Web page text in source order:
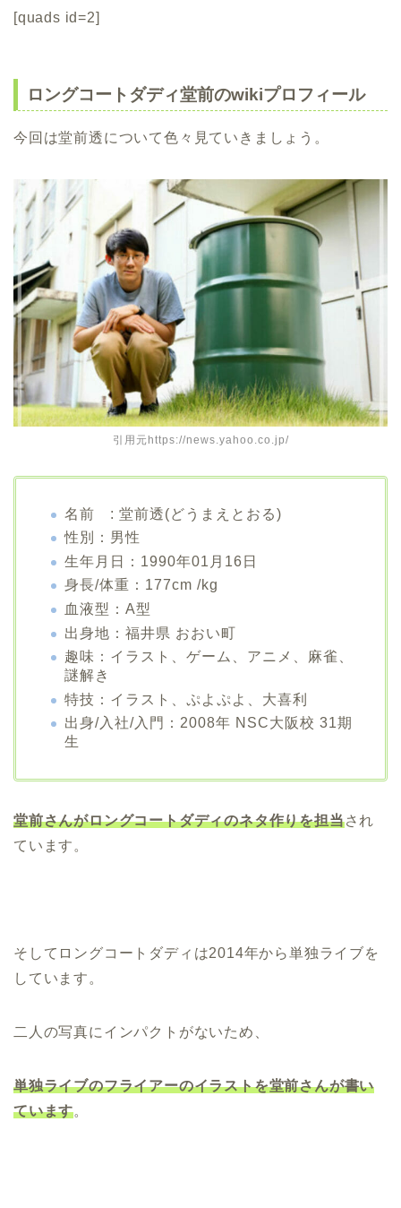
[quads id=2]
ロングコートダディ堂前のwikiプロフィール
今回は堂前透について色々見ていきましょう。
引用元https://news.yahoo.co.jp/
名前 : 堂前透(どうまえとおる)
性別：男性
生年月日：1990年01月16日
身長/体重：177cm /kg
血液型：A型
出身地：福井県 おおい町
趣味：イラスト、ゲーム、アニメ、麻雀、
謎解き
特技：イラスト、ぷよぷよ、大喜利
出身/入社/入門：2008年 NSC大阪校 31期
生
堂前さんがロングコートダディのネタ作りを担当され
ています。
そしてロングコートダディは2014年から単独ライブを
しています。
二人の写真にインパクトがないため、
単独ライブのフライアーのイラストを堂前さんが書い
ています。